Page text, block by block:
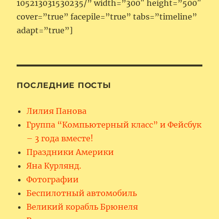
105213031530235/” width=”300″ height=”500″
cover=”true” facepile=”true” tabs=”timeline”
adapt=”true”]
ПОСЛЕДНИЕ ПОСТЫ
Лилия Панова
Группа “Компьютерный класс” и Фейсбук
– 3 года вместе!
Праздники Америки
Яна Курлянд.
Фотографии
Беспилотный автомобиль
Великий корабль Брюнеля